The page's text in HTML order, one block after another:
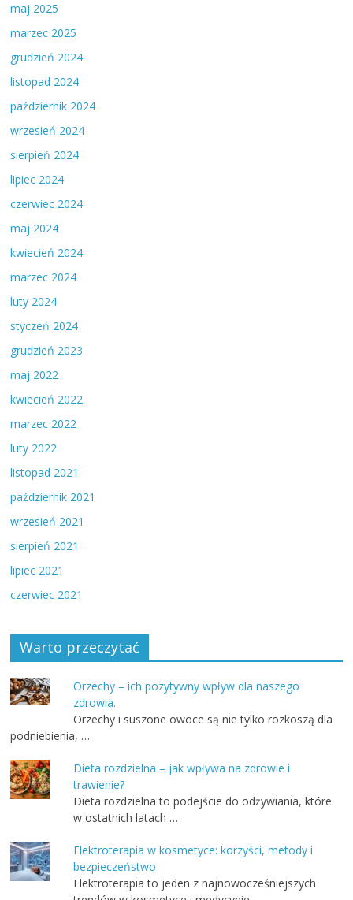
maj 2025
marzec 2025
grudzień 2024
listopad 2024
październik 2024
wrzesień 2024
sierpień 2024
lipiec 2024
czerwiec 2024
maj 2024
kwiecień 2024
marzec 2024
luty 2024
styczeń 2024
grudzień 2023
maj 2022
kwiecień 2022
marzec 2022
luty 2022
listopad 2021
październik 2021
wrzesień 2021
sierpień 2021
lipiec 2021
czerwiec 2021
Warto przeczytać
Orzechy – ich pozytywny wpływ dla naszego
zdrowia.
Orzechy i suszone owoce są nie tylko rozkoszą dla
podniebienia, …
Dieta rozdzielna – jak wpływa na zdrowie i
trawienie?
Dieta rozdzielna to podejście do odżywiania, które
w ostatnich latach …
Elektroterapia w kosmetyce: korzyści, metody i
bezpieczeństwo
Elektroterapia to jeden z najnowocześniejszych